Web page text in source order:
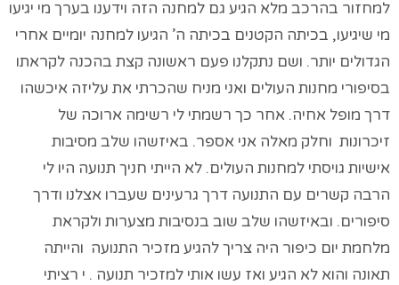
למחזור בהרכב מלא הגיע גם למחנה הזה וידענו בערך מי יגיעו
מי שיגיעו, בכיתה הקטנים בכיתה ה’ הגיעו למחנה יומיים אחרי
הגדולים יותר. ושם נתקלנו פעם ראשונה קצת בהכנה לקראתו
בסיפורי מחנות העולים ואני מניח שהכרתי את עליזה איכשהו
דרך מופל אחיה. אחר כך רשמתי לי רשימה ארוכה של
זיכרונות וחלק מאלה אני אספר. באיזשהו שלב מסיבות
אישיות גויסתי למחנות העולים. לא הייתי חניך תנועה היו לי
הרבה קשרים עם התנועה דרך גרעינים שעברו אצלנו ודרך
סיפורים. ובאיזשהו שלב שוב בנסיבות מצערות ולקראת
מלחמת יום כיפור היה צריך להגיע מזכיר התנועה והייתה
תאונה והוא לא הגיע ואז עשו אותי למזכיר תנועה . י רציתי